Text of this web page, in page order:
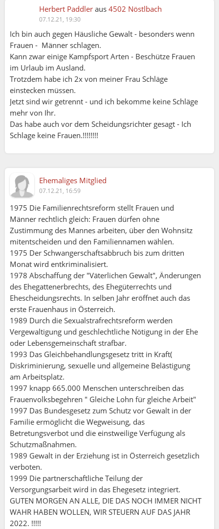
Herbert Paddler aus 4502 Nöstlbach
07.12.21, 19:30
Ich bin auch gegen Häusliche Gewalt - besonders wenn
Frauen - Männer schlagen.
Kann zwar einige Kampfsport Arten - Beschütze Frauen
im Urlaub im Ausland.
Trotzdem habe ich 2x von meiner Frau Schläge
einstecken müssen.
Jetzt sind wir getrennt - und ich bekomme keine Schläge
mehr von Ihr.
Das habe auch vor dem Scheidungsrichter gesagt - Ich
Schlage keine Frauen.!!!!!!!!
Ehemaliges Mitglied
07.12.21, 16:59
1975 Die Familienrechtsreform stellt Frauen und
Männer rechtlich gleich: Frauen dürfen ohne
Zustimmung des Mannes arbeiten, über den Wohnsitz
mitentscheiden und den Familiennamen wählen.
1975 Der Schwangerschaftsabbruch bis zum dritten
Monat wird entkriminalisiert.
1978 Abschaffung der "Väterlichen Gewalt", Änderungen
des Ehegattenerbrechts, des Ehegüterrechts und
Ehescheidungsrechts. In selben Jahr eröffnet auch das
erste Frauenhaus in Österreich.
1989 Durch die Sexualstrafrechtsreform werden
Vergewaltigung und geschlechtliche Nötigung in der Ehe
oder Lebensgemeinschaft strafbar.
1993 Das Gleichbehandlungsgesetz tritt in Kraft(
Diskriminierung, sexuelle und allgemeine Belästigung
am Arbeitsplatz.
1997 knapp 665.000 Menschen unterschreiben das
Frauenvolksbegehren " Gleiche Lohn für gleiche Arbeit"
1997 Das Bundesgesetz zum Schutz vor Gewalt in der
Familie ermöglicht die Wegweisung, das
Betretungsverbot und die einstweilige Verfügung als
Schutzmaßnahmen.
1989 Gewalt in der Erziehung ist in Österreich gesetzlich
verboten.
1999 Die partnerschaftliche Teilung der
Versorgungsarbeit wird in das Ehegesetz integriert.
GUTEN MORGEN AN ALLE, DIE DAS NOCH IMMER NICHT
WAHR HABEN WOLLEN, WIR STEUERN AUF DAS JAHR
2022. !!!!!